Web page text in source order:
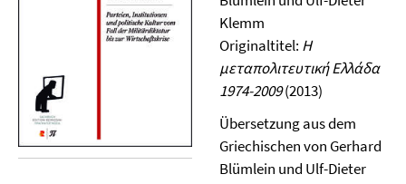
Klemm
Originaltitel: Η
μεταπολιτευτική Ελλάδα
1974-2009(2013)
Übersetzung aus dem
Griechischen von Gerhard
Blümlein und Ulf-Dieter